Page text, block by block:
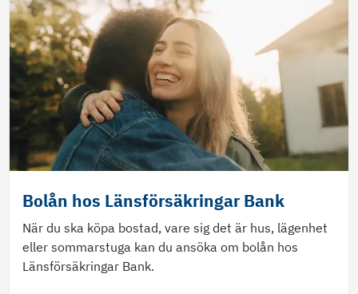
Bolån hos Länsförsäkringar Bank
När du ska köpa bostad, vare sig det är hus, lägenhet
eller sommarstuga kan du ansöka om bolån hos
Länsförsäkringar Bank.